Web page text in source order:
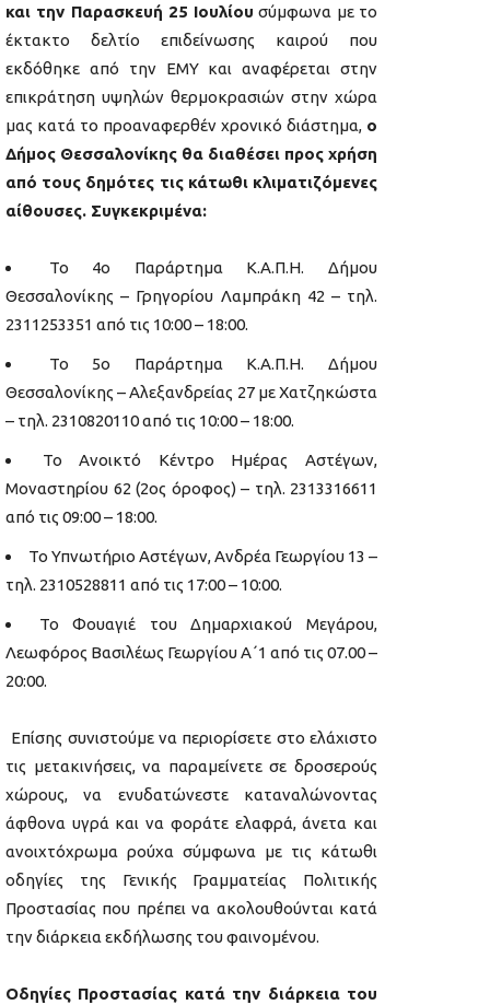
και την Παρασκευή 25 Ιουλίου σύμφωνα με το
έκτακτο δελτίο επιδείνωσης καιρού που
εκδόθηκε από την ΕΜΥ και αναφέρεται στην
επικράτηση υψηλών θερμοκρασιών στην χώρα
μας κατά το προαναφερθέν χρονικό διάστημα, ο
Δήμος Θεσσαλονίκης θα διαθέσει προς χρήση
από τους δημότες τις κάτωθι κλιματιζόμενες
αίθουσες. Συγκεκριμένα:
Το 4ο Παράρτημα Κ.Α.Π.Η. Δήμου
Θεσσαλονίκης – Γρηγορίου Λαμπράκη 42 – τηλ.
2311253351 από τις 10:00 – 18:00.
Το 5ο Παράρτημα Κ.Α.Π.Η. Δήμου
Θεσσαλονίκης – Αλεξανδρείας 27 με Χατζηκώστα
– τηλ. 2310820110 από τις 10:00 – 18:00.
Το Ανοικτό Κέντρο Ημέρας Αστέγων,
Μοναστηρίου 62 (2ος όροφος) – τηλ. 2313316611
από τις 09:00 – 18:00.
Το Υπνωτήριο Αστέγων, Ανδρέα Γεωργίου 13 –
τηλ. 2310528811 από τις 17:00 – 10:00.
Το Φουαγιέ του Δημαρχιακού Μεγάρου,
Λεωφόρος Βασιλέως Γεωργίου Α΄1 από τις 07.00 –
20:00.
Επίσης συνιστούμε να περιορίσετε στο ελάχιστο
τις μετακινήσεις, να παραμείνετε σε δροσερούς
χώρους, να ενυδατώνεστε καταναλώνοντας
άφθονα υγρά και να φοράτε ελαφρά, άνετα και
ανοιχτόχρωμα ρούχα σύμφωνα με τις κάτωθι
οδηγίες της Γενικής Γραμματείας Πολιτικής
Προστασίας που πρέπει να ακολουθούνται κατά
την διάρκεια εκδήλωσης του φαινομένου.
Οδηγίες Προστασίας κατά την διάρκεια του